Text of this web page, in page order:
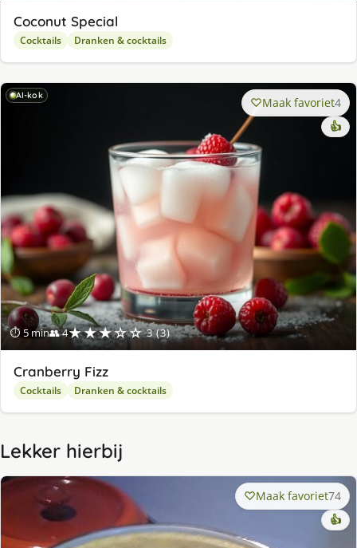
Coconut Special
Cocktails Dranken & cocktails
AI-kok
⏱ 5 min👥 4★★★☆☆ 3 (3)
Maak favoriet4
👍
Cranberry Fizz
Cocktails Dranken & cocktails
Lekker hierbij
Maak favoriet74
👍